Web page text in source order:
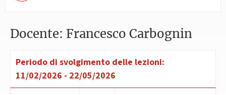
Docente: Francesco Carbognin
Periodo di svolgimento delle lezioni:
11/02/2026 - 22/05/2026